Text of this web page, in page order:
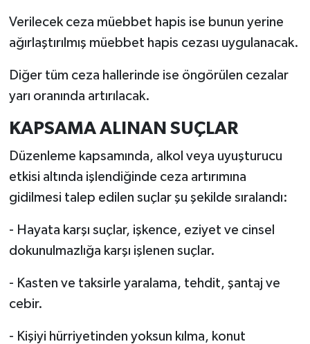
Verilecek ceza müebbet hapis ise bunun yerine
ağırlaştırılmış müebbet hapis cezası uygulanacak.
Diğer tüm ceza hallerinde ise öngörülen cezalar
yarı oranında artırılacak.
KAPSAMA ALINAN SUÇLAR
Düzenleme kapsamında, alkol veya uyuşturucu
etkisi altında işlendiğinde ceza artırımına
gidilmesi talep edilen suçlar şu şekilde sıralandı:
- Hayata karşı suçlar, işkence, eziyet ve cinsel
dokunulmazlığa karşı işlenen suçlar.
- Kasten ve taksirle yaralama, tehdit, şantaj ve
cebir.
- Kişiyi hürriyetinden yoksun kılma, konut